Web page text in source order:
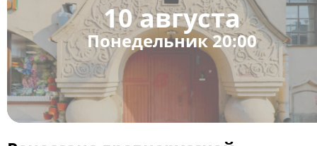
10 августа
Понедельник 20:00